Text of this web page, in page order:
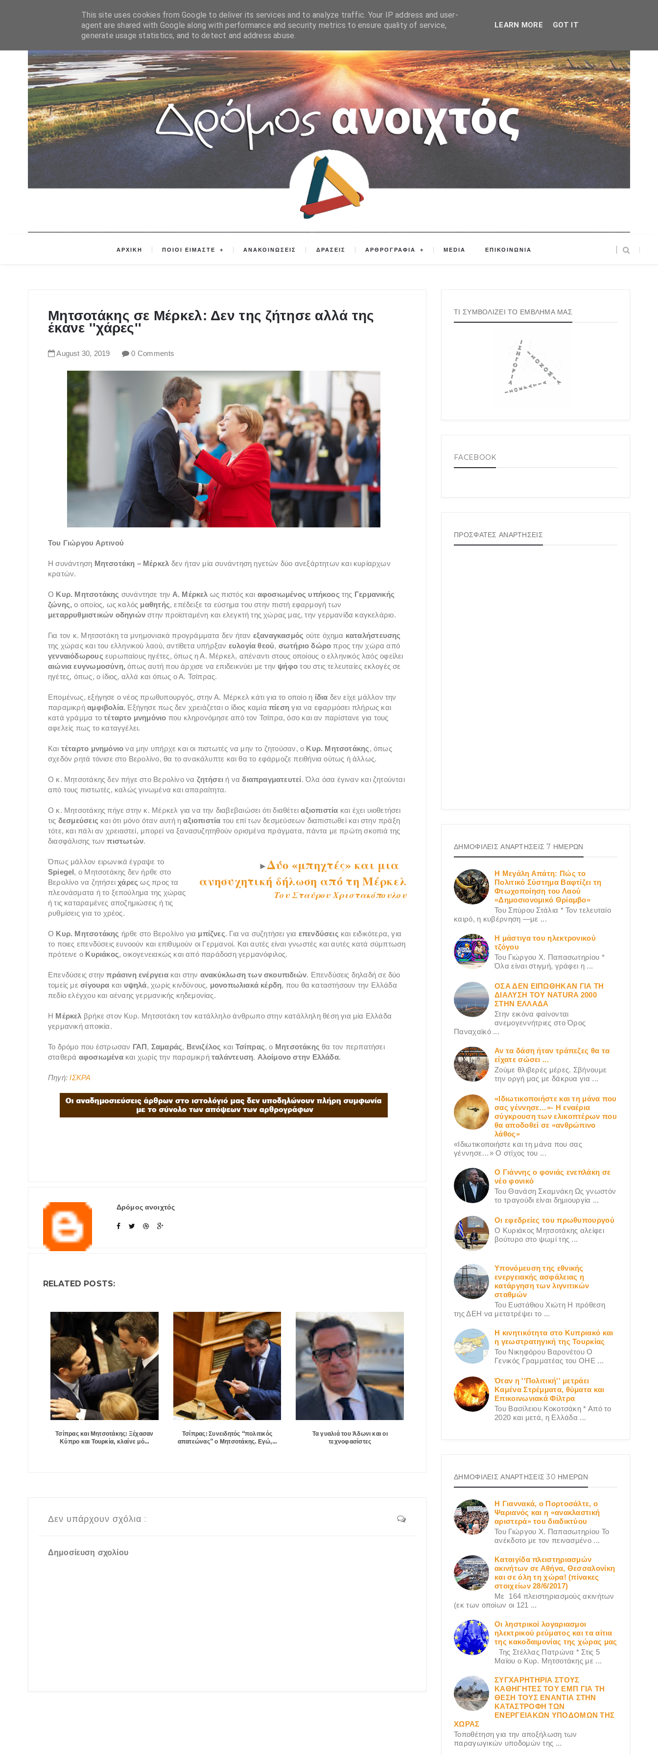
ΑΡΧΙΚΗ ΠΟΙΟΙ ΕΙΜΑΣΤΕ ΑΝΑΚΟΙΝΩΣΕΙΣ ΔΡΑΣΕΙΣ ΑΡΘΡΟΓΡΑΦΙΑ MEDIA ΕΠΙΚΟΙΝΩΝΙΑ
Μητσοτάκης σε Μέρκελ: Δεν της ζήτησε αλλά της
έκανε ''χάρες''
August 30, 2019 0 Comments
Του Γιώργου Αρτινού
Η συνάντηση Μητσοτάκη – Μέρκελ δεν ήταν μία συνάντηση ηγετών δύο ανεξάρτητων και κυρίαρχων
κρατών.
Ο Κυρ. Μητσοτάκης συνάντησε την Α. Μέρκελ ως πιστός και αφοσιωμένος υπήκοος της Γερμανικής
ζώνης, ο οποίος, ως καλός μαθητής, επέδειξε τα εύσημα του στην πιστή εφαρμογή των
μεταρρυθμιστικών οδηγιών στην προϊσταμένη και ελεγκτή της χώρας μας, την γερμανίδα καγκελάριο.
Για τον κ. Μητσοτάκη τα μνημονιακά προγράμματα δεν ήταν εξαναγκασμός ούτε όχημα καταλήστευσης
της χώρας και του ελληνικού λαού, αντίθετα υπήρξαν ευλογία θεού, σωτήριο δώρο προς την χώρα από
γενναιόδωρους ευρωπαίους ηγέτες, όπως η Α. Μέρκελ, απέναντι στους οποίους ο ελληνικός λαός οφείλει
αιώνια ευγνωμοσύνη, όπως αυτή που άρχισε να επιδεικνύει με την ψήφο του στις τελευταίες εκλογές σε
ηγέτες, όπως, ο ίδιος, αλλά και όπως ο Α. Τσίπρας.
Επομένως, εξήγησε ο νέος πρωθυπουργός, στην Α. Μέρκελ κάτι για το οποίο η ίδια δεν είχε μάλλον την
παραμικρήαμφιβολία. Εξήγησε πως δεν χρειάζεται ο ίδιος καμίαπίεση για να εφαρμόσει πλήρως και
κατά γράμμα τοτέταρτο μνημόνιο που κληρονόμησε από τον Τσίπρα, όσο και αν παρίστανε για τους
αφελείς πως το καταγγέλει.
Και τέταρτο μνημόνιο να μην υπήρχε και οι πιστωτές να μην το ζητούσαν, ο Κυρ. Μητσοτάκης, όπως
σχεδόν ρητά τόνισε στο Βερολίνο, θα το ανακάλυπτε και θα το εφάρμοζε πειθήνια ούτως ή άλλως.
Ο κ. Μητσοτάκης δεν πήγε στο Βερολίνο να ζητήσει ή ναδιαπραγματευτεί. Όλα όσα έγιναν και ζητούνται
από τους πιστωτές, καλώς γινωμένα και απαραίτητα.
Ο κ. Μητσοτάκης πήγε στην κ. Μέρκελ για να την διαβεβαιώσει ότι διαθέτειαξιοπιστία και έχει υιοθετήσει
τις δεσμεύσεις και ότι μόνο όταν αυτή ηαξιοπιστία του επί των δεσμεύσεων διαπιστωθεί και στην πράξη
τότε, και πάλι αν χρειαστεί, μπορεί να ξανασυζητηθούν ορισμένα πράγματα, πάντα με πρώτη σκοπιά της
διασφάλισης τωνπιστωτών.
►Δύο «μπηχτές» και μια
ανησυχητική δήλωση από τη Μέρκελ
Του Σταύρου Χριστακόπουλου
Όπως μάλλον ειρωνικά έγραψε το
Spiegel, ο Μητσοτάκης δεν ήρθε στο
Βερολίνο να ζητήσειχάρες ως προς τα
πλεονάσματα ή το ξεπούλημα της χώρας
ή τις καταραμένες αποζημιώσεις ή τις
ρυθμίσεις για το χρέος.
Ο Κυρ. Μητσοτάκης ήρθε στο Βερολίνο για μπίζνες. Για να συζητήσει για επενδύσεις και ειδικότερα, για
το ποιες επενδύσεις ευνοούν και επιθυμούν οι Γερμανοί. Και αυτές είναι γνωστές και αυτές κατά σύμπτωση
πρότεινε ο Κυριάκος, οικογενειακώς και από παράδοση γερμανόφιλος.
Επενδύσεις στην πράσινη ενέργειακαι στην ανακύκλωση των σκουπιδιών. Επενδύσεις δηλαδή σε δύο
τομείς μεσίγουρα και υψηλά, χωρίς κινδύνους, μονοπωλιακά κέρδη, που θα καταστήσουν την Ελλάδα
πεδίο ελέγχου και αέναης γερμανικής κηδεμονίας.
Η Μέρκελ βρήκε στον Κυρ. Μητσοτάκη τον κατάλληλο άνθρωπο στην κατάλληλη θέση για μία Ελλάδα
γερμανική αποικία.
Το δρόμο που έστρωσαν ΓΑΠ, Σαμαράς, Βενιζέλος και Τσίπρας, ο Μητσοτάκης θα τον περπατήσει
σταθερά αφοσιωμένακαι χωρίς την παραμικρήταλάντευση. Αλοίμονο στην Ελλάδα.
Πηγή:ΙΣΚΡΑ
Δρόμος ανοιχτός
RELATED POSTS:
Τσίπρας και Μητσοτάκης: Ξέχασαν
Κύπρο και Τουρκία, κλαίνε μό...
Τσίπρας: Συνειδητός “πολιτικός
απατεώνας” ο Μητσοτάκης. Εγώ,...
Τα γυαλιά του Άδωνι και οι
τεχνοφασίστες
Δεν υπάρχουν σχόλια :
Δημοσίευση σχολίου
ΤΙ ΣΥΜΒΟΛΙΖΕΙ ΤΟ ΕΜΒΛΗΜΑ ΜΑΣ
FACEBOOK
ΠΡΟΣΦΑΤΕΣ ΑΝΑΡΤΗΣΕΙΣ
ΔΗΜΟΦΙΛΕΙΣ ΑΝΑΡΤΗΣΕΙΣ 7 ΗΜΕΡΩΝ
Η Μεγάλη Απάτη: Πώς το
Πολιτικό Σύστημα Βαφτίζει τη
Φτωχοποίηση του Λαού
«Δημοσιονομικό Θρίαμβο»
Του Σπύρου Στάλια * Τον τελευταίο
καιρό, η κυβέρνηση —με ...
Η μάστιγα του ηλεκτρονικού
τζόγου
Του Γιώργου X. Παπασωτηρίου *
Όλα είναι στιγμή, γράφει η ...
ΟΣΑ ΔΕN ΕΙΠΩΘΗΚΑΝ ΓΙΑ ΤΗ
ΔΙΑΛΥΣΗ ΤΟΥ NATURA 2000
ΣΤΗΝ ΕΛΛΑΔΑ
Στην εικόνα φαίνονται
ανεμογεννήτριες στο Όρος
Παναχαϊκό ...
Αν τα δάση ήταν τράπεζες θα τα
είχατε σώσει ...
Ζούμε θλιβερές μέρες. Σβήνουμε
την οργή μας με δάκρυα για ...
«Ιδιωτικοποιήστε και τη μάνα που
σας γέννησε…»- Η εναέρια
σύγκρουση των ελικοπτέρων που
θα αποδοθεί σε «ανθρώπινο
λάθος»
«Ιδιωτικοποιήστε και τη μάνα που σας
γέννησε…» Ο στίχος του ...
Ο Γιάννης ο φονιάς ενεπλάκη σε
νέο φονικό
Του Θανάση Σκαμνάκη Ως γνωστόν
το τραγούδι είναι δημιουργία ...
Οι εφεδρείες του πρωθυπουργού
Ο Κυριάκος Μητσοτάκης αλείφει
βούτυρο στο ψωμί της ...
Υπονόμευση της εθνικής
ενεργειακής ασφάλειας η
κατάργηση των λιγνιτικών
σταθμών
Του Ευστάθιου Χιώτη Η πρόθεση
της ΔΕΗ να μετατρέψει το ...
Η κινητικότητα στο Κυπριακό και
η γεωστρατηγική της Τουρκίας
Του Νικηφόρου Βαρονέτου Ο
Γενικός Γραμματέας του ΟΗΕ ...
Όταν η ''Πολιτική'' μετράει
Καμένα Στρέμματα, θύματα και
Επικοινωνιακά Φίλτρα
Του Βασίλειου Κοκοτσάκη * Από το
2020 και μετά, η Ελλάδα ...
ΔΗΜΟΦΙΛΕΙΣ ΑΝΑΡΤΗΣΕΙΣ 30 ΗΜΕΡΩΝ
Η Γιαννακά, ο Πορτοσάλτε, ο
Ψαριανός και η «ανακλαστική
αριστερά» του διαδικτύου
Του Γιώργου X. Παπασωτηρίου Το
ανέκδοτο με τον πεινασμένο ...
Καταιγίδα πλειστηριασμών
ακινήτων σε Αθήνα, Θεσσαλονίκη
και σε όλη τη χώρα! (πίνακες
στοιχείων 28/6/2017)
Με 164 πλειστηριασμούς ακινήτων
(εκ των οποίων οι 121 ...
Οι ληστρικοί λογαριασμοι
ηλεκτρικού ρεύματος και τα αίτια
της κακοδαιμονίας της χώρας μας
Της Στέλλας Πατρώνα * Στις 5
Μαϊου ο Κυρ. Μητσοτάκης με ...
ΣΥΓΧΑΡΗΤΗΡΙΑ ΣΤΟΥΣ
ΚΑΘΗΓΗΤΕΣ ΤΟΥ ΕΜΠ ΓΙΑ ΤΗ
ΘΕΣΗ ΤΟΥΣ ΕΝΑΝΤΙΑ ΣΤΗΝ
ΚΑΤΑΣΤΡΟΦΗ ΤΩΝ
ΕΝΕΡΓΕΙΑΚΩΝ ΥΠΟΔΟΜΩΝ ΤΗΣ
ΧΩΡΑΣ
Τοποθέτηση για την αποξήλωση των
παραγωγικών υποδομών της ...
This site uses cookies from Google to deliver its services and to analyze traffic. Your IP address and user-
agent are shared with Google along with performance and security metrics to ensure quality of service,
generate usage statistics, and to detect and address abuse.
LEARN MORE GOT IT